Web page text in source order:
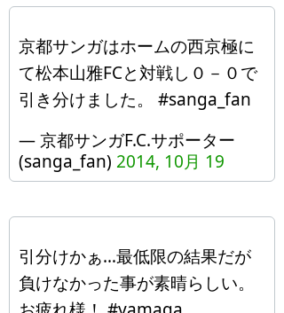
京都サンガはホームの西京極に
て松本山雅FCと対戦し０－０で
引き分けました。 #sanga_fan
— 京都サンガF.C.サポーター
(sanga_fan) 2014, 10月 19
引分けかぁ…最低限の結果だが
負けなかった事が素晴らしい。